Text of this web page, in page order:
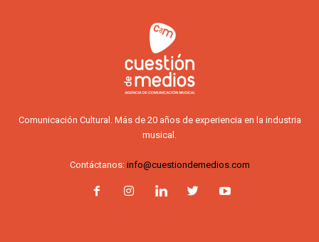
Comunicación Cultural. Más de 20 años de experiencia en la industria
musical.
Contáctanos: info@cuestiondemedios.com